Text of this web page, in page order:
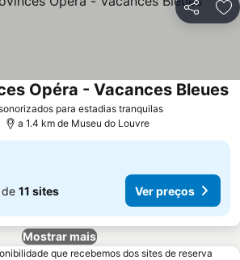
Partilhar
para estadias tranquilas
Opéra - Vacances Bleues
a 1.4 km de Museu do Louvre
11 sites Ver preços
Mostrar mais
que recebemos dos sites de reserva